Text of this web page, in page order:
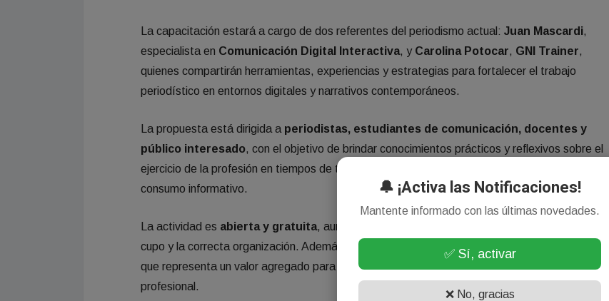
La capacitación estará a cargo de dos referentes del periodismo actual: Juan Mascardi,
especialista en Comunicación Digital Interactiva, y Carolina Potocar, GNI Trainer,
quienes compartirán herramientas, experiencias y estrategias para fortalecer el trabajo
periodístico en entornos digitales y narrativos contemporáneos.
La propuesta está dirigida a periodistas, estudiantes de comunicación, docentes y
público interesado, con el objetivo de brindar conocimientos prácticos y reflexivos sobre el
ejercicio de la profesión en tiempos de transformación tecnológica y nuevos formatos de
consumo informativo.
La actividad es abierta y gratuita, aunque requiere de
cupo y la correcta organización. Además, se entregarán
certificados de participación
que representa un valor agregado para quienes buscan fortalecer su formación académica y
profesional.
🔔 ¡Activa las Notificaciones!
Mantente informado con las últimas novedades.
✅ Sí, activar
❌ No, gracias